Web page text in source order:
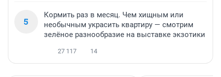
5
Кормить раз в месяц. Чем хищным или
необычным украсить квартиру — смотрим
зелёное разнообразие на выставке экзотики
27 117 14